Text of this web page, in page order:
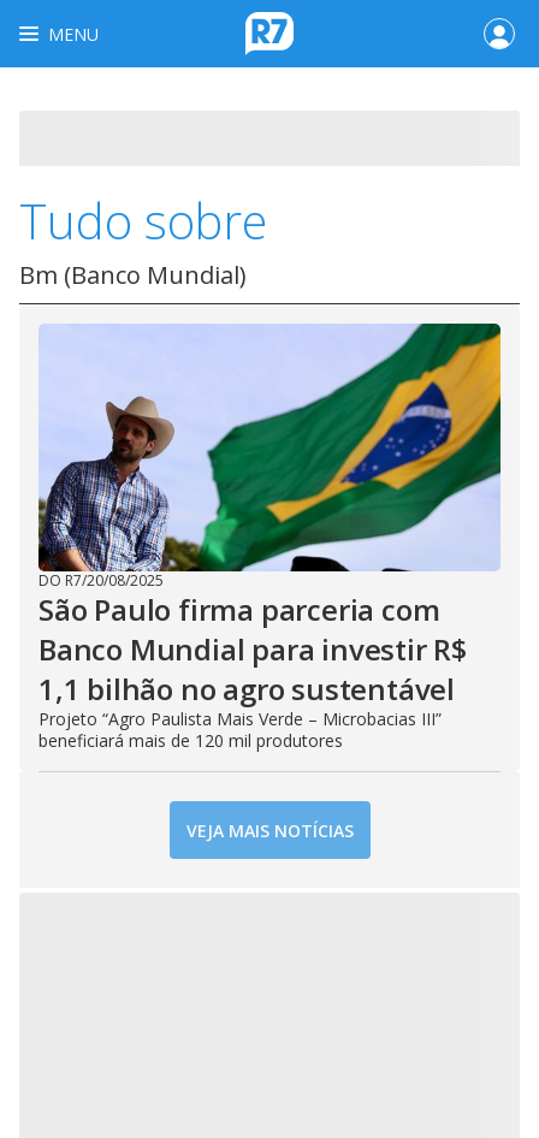
MENU
Tudo sobre
Bm (Banco Mundial)
DO R7/20/08/2025
São Paulo firma parceria com
Banco Mundial para investir R$
1,1 bilhão no agro sustentável
Projeto “Agro Paulista Mais Verde – Microbacias III”
beneficiará mais de 120 mil produtores
VEJA MAIS NOTÍCIAS